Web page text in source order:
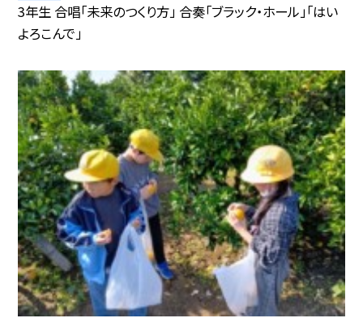
3年生 合唱「未来のつくり方」 合奏「ブラック・ホール」「はい
よろこんで」